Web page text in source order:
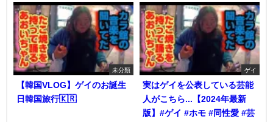
未分類
【韓国VLOG】ゲイのお誕生
日韓国旅行🇰🇷
ゲイ
実はゲイを公表している芸能
人がこちら...【2024年最新
版】#ゲイ #ホモ #同性愛 #芸